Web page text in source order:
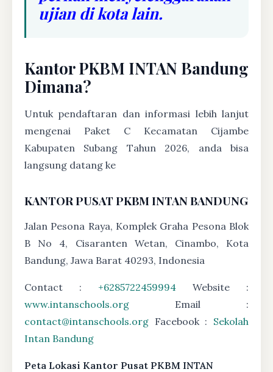
ujian di kota lain.
Kantor PKBM INTAN Bandung
Dimana?
Untuk pendaftaran dan informasi lebih lanjut
mengenai Paket C Kecamatan Cijambe
Kabupaten Subang Tahun 2026, anda bisa
langsung datang ke
KANTOR PUSAT PKBM INTAN BANDUNG
Jalan Pesona Raya, Komplek Graha Pesona Blok
B No 4, Cisaranten Wetan, Cinambo, Kota
Bandung, Jawa Barat 40293, Indonesia
Contact : +6285722459994 Website :
www.intanschools.org Email :
contact@intanschools.org Facebook : Sekolah
Intan Bandung
Peta Lokasi Kantor Pusat PKBM INTAN